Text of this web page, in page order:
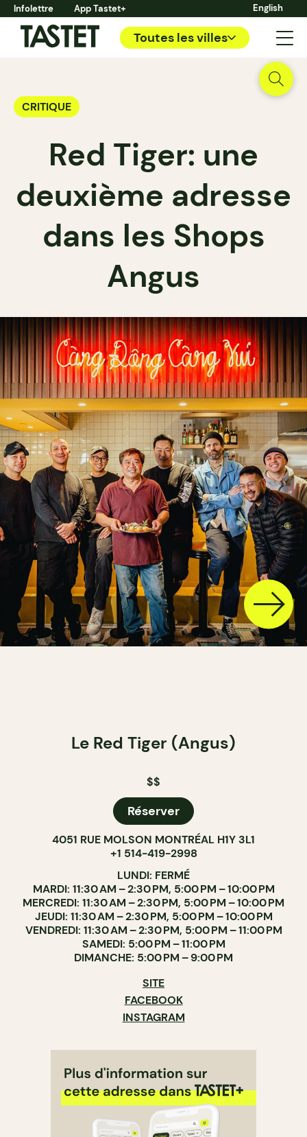
Infolettre App Tastet+ English
Toutes les villes
CRITIQUE
Red Tiger: une
deuxième adresse
dans les Shops
Angus
Le Red Tiger (Angus)
$$
Réserver
4051 RUE MOLSON MONTRÉAL H1Y 3L1
+1 514-419-2998
LUNDI: FERMÉ
MARDI: 11:30 AM – 2:30 PM, 5:00 PM – 10:00 PM
MERCREDI: 11:30 AM – 2:30 PM, 5:00 PM – 10:00 PM
JEUDI: 11:30 AM – 2:30 PM, 5:00 PM – 10:00 PM
VENDREDI: 11:30 AM – 2:30 PM, 5:00 PM – 11:00 PM
SAMEDI: 5:00 PM – 11:00 PM
DIMANCHE: 5:00 PM – 9:00 PM
SITE
FACEBOOK
INSTAGRAM